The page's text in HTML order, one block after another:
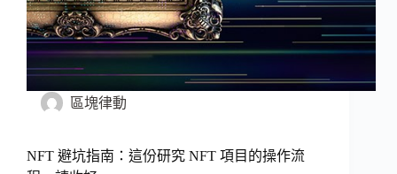
區塊律動
NFT 避坑指南：這份研究 NFT 項目的操作流